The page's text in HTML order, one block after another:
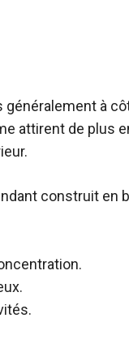
à
attirent de plus
construit en